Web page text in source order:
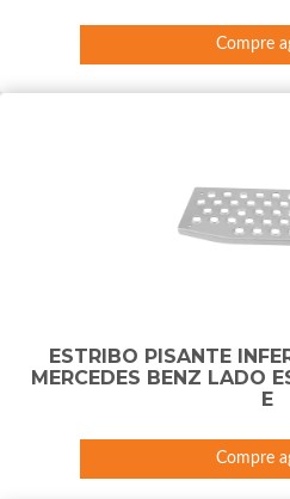
Compre
ESTRIBO PISANTE
MERCEDES BENZ LADO
E
Compre